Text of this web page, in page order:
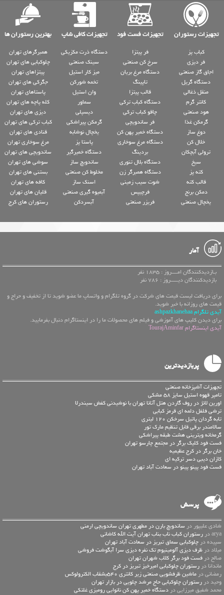
تجهیزات رستوران تجهیزات فست فود تجهیزات کافی شاپ بهترین رستوران ها
کباب پز
فر دیزی
اجاق گاز صنعتی
دستگاه گریل
منقل ذغالی
کانتر گرم
هود صنعتی
گرمکن غذا
دوغ ساز
خلال کن
ترولی آبچکان
سیخ
کته پز
قالب کته
دمکن برنج
یخچال صنعتی
فر پیتزا
سرخ کن صنعتی
دستگاه مرغ بریان
تاپینگ
قالب پیتزا
دستگاه کباب ترکی
چاقو کباب ترکی
فر ساندویچی
دستگاه خمیر پهن کن
دستگاه مرغ سوخاری
بردینگ
دستگاه بلال تنوری
دستگاه همبرگر زن
شوت سیب زمینی
فرچیپس
فریزر صنعتی
دستگاه ذرت مکزیکی
سینک صنعتی
میز کار استیل
تخمه شورکن
وان استیل
سماور
دیسپلی
گرمکن پیراشکی
یخچال نوشابه
پاستا پز
دستگاه خمیرگیر
ساندویچ ساز
مخلوط کن صنعتی
اسنک ساز
آبمیوه گیری صنعتی
آبسردکن
همبرگرهای تهران
چلوکبابی های تهران
پیتزاهای تهران
جگرکی های تهران
پاستاهای تهران
کله پاچه های تهران
دیزی های تهران
کباب ترکی های تهران
قنادی های تهران
مرغ سوخاری تهران
ساندویچی های تهران
سوشی های تهران
بستنی های تهران
کافه های تهران
قلیان های تهران
رستوران های کرج
آمار
بـازدیدکنندگان امــــروز : 1835 نفر
بازدیدکنندگان دیـــــروز : 786 نفر
برای دریافت لیست قیمت های شرکت در گروه تلگرام و واتساپ ما عضو شوید تا از تخفیف و حراج و
قیمت های روزانه با خبر شوید.
آیدی تلگرام ashpazkhanehaa
برای دیدن کلیپ های آموزشی و فیلم های محصولات ما را در اینستاگرام دنبال بفرمایید.
آیدی اینستاگرام TourajAminfar
پربازدیدترین
تجهیزات آشپزخانه صنعتی
تامپر قهوه استیل سایز 58 مشکی
اورین لانژ در روف گاردن هتل آتانا تهران با نوشیدنی کفش سیندرلا
ترشی فلفل دلمه ای قرمز کبابی
تابه گردان پاتیل سرخکن 120 لیتری
سالامندر برقی قابل تنظیم مارک تور
گرمخانه ویترینی هشت طبقه پیراشکی
فست فود کلیک برگر در مجتمع چارسو تهران
خان برگر در کرج عظیمیه
کازان دیبی دسر ترکیه ای
فست فود پینو پینو در سعادت آباد تهران
پرسش
شادی علیپور در ساندویچ بارن در مطهری تهران ساندویچی ارمنی
arya در
رستوران کباب ناب بناب تهران آیت الله کاشانی
سپیده در چلوکبابی سماق تبریز در سعادت آباد تهران
میلاد در ظرف دیزی آلومینیوم تک نفره دیزی سرا آبگوشت فروشی
صالح در فست فود برگر کلاب شهران تهران
ماندانا در رستوران چلوکبابی امیرخیز تبریز در کرج
رمضانی در ماشین ظرفشویی صنعتی زیر کانتری 540بشقاب الکترولوکس
وحید در رستوران چلوکبابی حاج مرشد چلویی در بازار تهران
محمد شفیق میرزایی در دستگاه خمیر پهن کن نانوایی رومیزی غلتکی